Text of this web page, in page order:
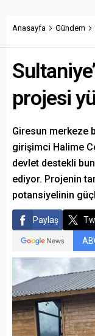
savundu.
Anasayfa Gündem
projesi
Giresun merkeze
girişimci Halime
devlet destekli
ediyor. Projenin
potansiyelinin
Paylaş